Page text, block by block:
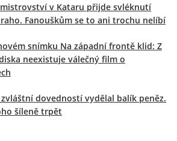
v Kataru přijde svléknutí
Fanouškům se to ani trochu nelíbí
snímku Na západní frontě klid: Z
neexistuje válečný film o
dovedností vydělal balík peněz.
šíleně trpět